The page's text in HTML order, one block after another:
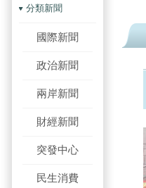
分類新聞
國際新聞
政治新聞
兩岸新聞
財經新聞
突發中心
民生消費